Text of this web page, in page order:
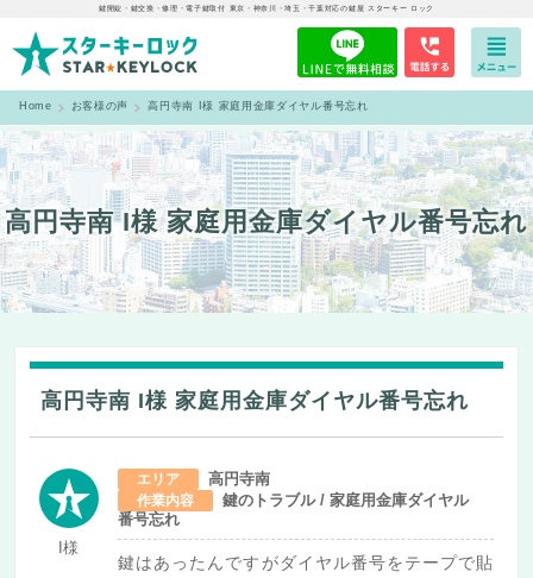
鍵開錠・鍵交換・修理・電子鍵取付 東京・神奈川・埼玉・千葉対応の鍵屋 スターキー ロック
Home お客様の声 高円寺南 I様 家庭用金庫ダイヤル番号忘れ
高円寺南 I様 家庭用金庫ダイヤル番号忘れ
高円寺南 I様 家庭用金庫ダイヤル番号忘れ
I様
エリア 高円寺南
作業内容
鍵のトラブル / 家庭用金庫ダイヤル
番号忘れ
鍵はあったんですがダイヤル番号をテープで貼